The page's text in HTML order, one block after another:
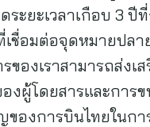
ระยะเวลาเกือบ 3
ชื่อมต่อจุดหมายปลา
ของเราสามารถส่ง
งผู้โดยสารและการ
องการบินไทยในกา